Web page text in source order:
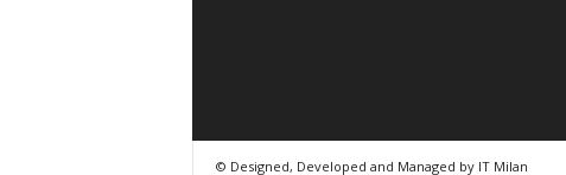
© Designed, Developed and Managed by IT Milan